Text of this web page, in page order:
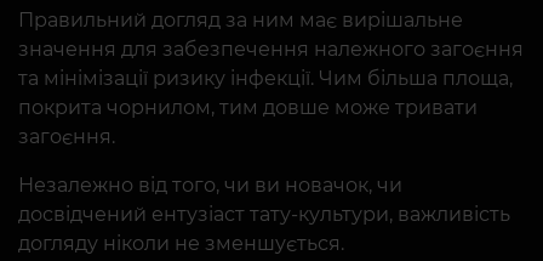
Правильний догляд за ним має вирішальне
значення для забезпечення належного загоєння
та мінімізації ризику інфекції. Чим більша площа,
покрита чорнилом, тим довше може тривати
загоєння.
Незалежно від того, чи ви новачок, чи
досвідчений ентузіаст тату-культури, важливість
догляду ніколи не зменшується.